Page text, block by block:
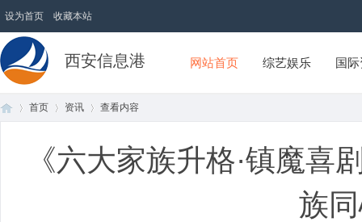
设为首页 收藏本站
西安信息港 网站首页 综艺娱乐 国
首页
›
资讯
›
查看内容
《六大家族升格·镇魔喜
族